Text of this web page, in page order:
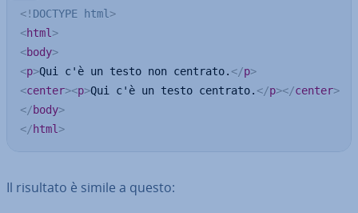
<! DOCTYPE html >
<html >
<body>
<p>Qui c'è un testo non centrato. </p>
<center><p>Qui c'è un testo centrato. </p></center>
</body>
</html >
Il risultato è simile a questo: